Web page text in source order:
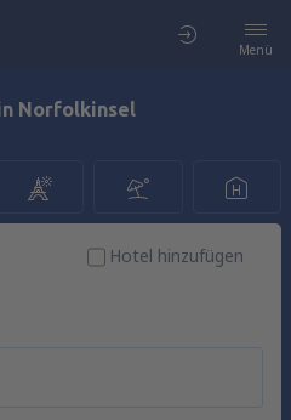
Menü
Norfolkinsel
Hotel hinzufügen